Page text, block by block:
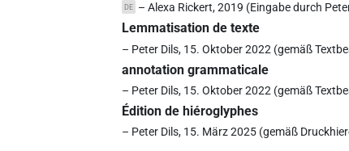
DE – Alexa Rickert, 2019 (Eingabe durch
Lemmatisation de texte
– Peter Dils, 15. Oktober 2022 (gemäß
annotation grammaticale
– Peter Dils, 15. Oktober 2022 (gemäß
Édition de hiéroglyphes
– Peter Dils, 15. März 2025 (gemäß